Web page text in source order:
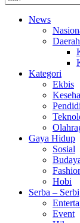
News
Daerah
Kategori
Ekbis
Gaya Hidup
Sosial
Hobi
Serba – Serbi
Event